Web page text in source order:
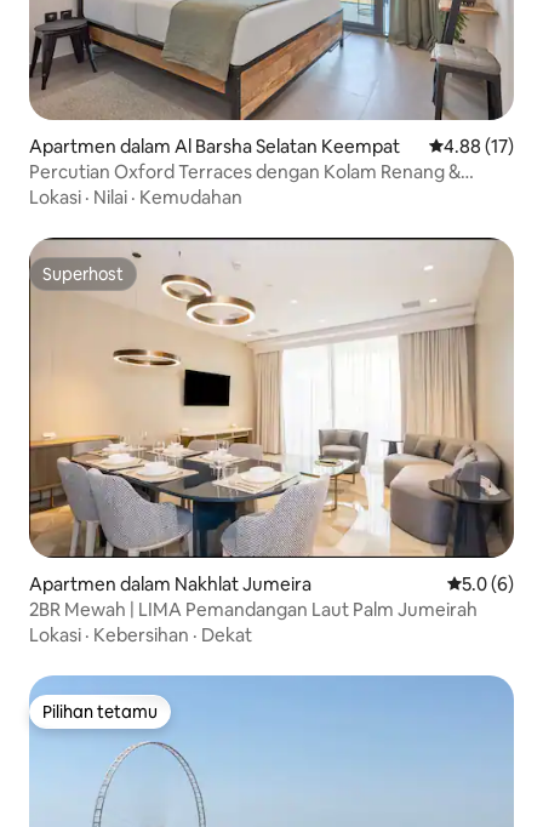
Apartmen dalam Al Barsha Selatan Keempat Penarafan
4.88 (17)
Percutian Oxford Terraces dengan Kolam Renang &
Gimnasium di JVC
Lokasi · Nilai · Kemudahan
Superhost
Superhost
Apartmen dalam Nakhlat Jumeira Penarafan
5.0 (6)
2BR Mewah | LIMA Pemandangan Laut Palm Jumeirah
Lokasi · Kebersihan · Dekat
Pilihan tetamu
Pilihan tetamu